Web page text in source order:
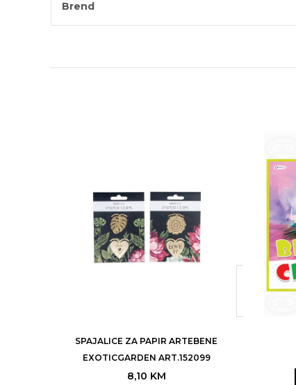
Brend
SPAJALICE ZA PAPIR ARTEBENE
EXOTICGARDEN ART.152099
8,10 KM